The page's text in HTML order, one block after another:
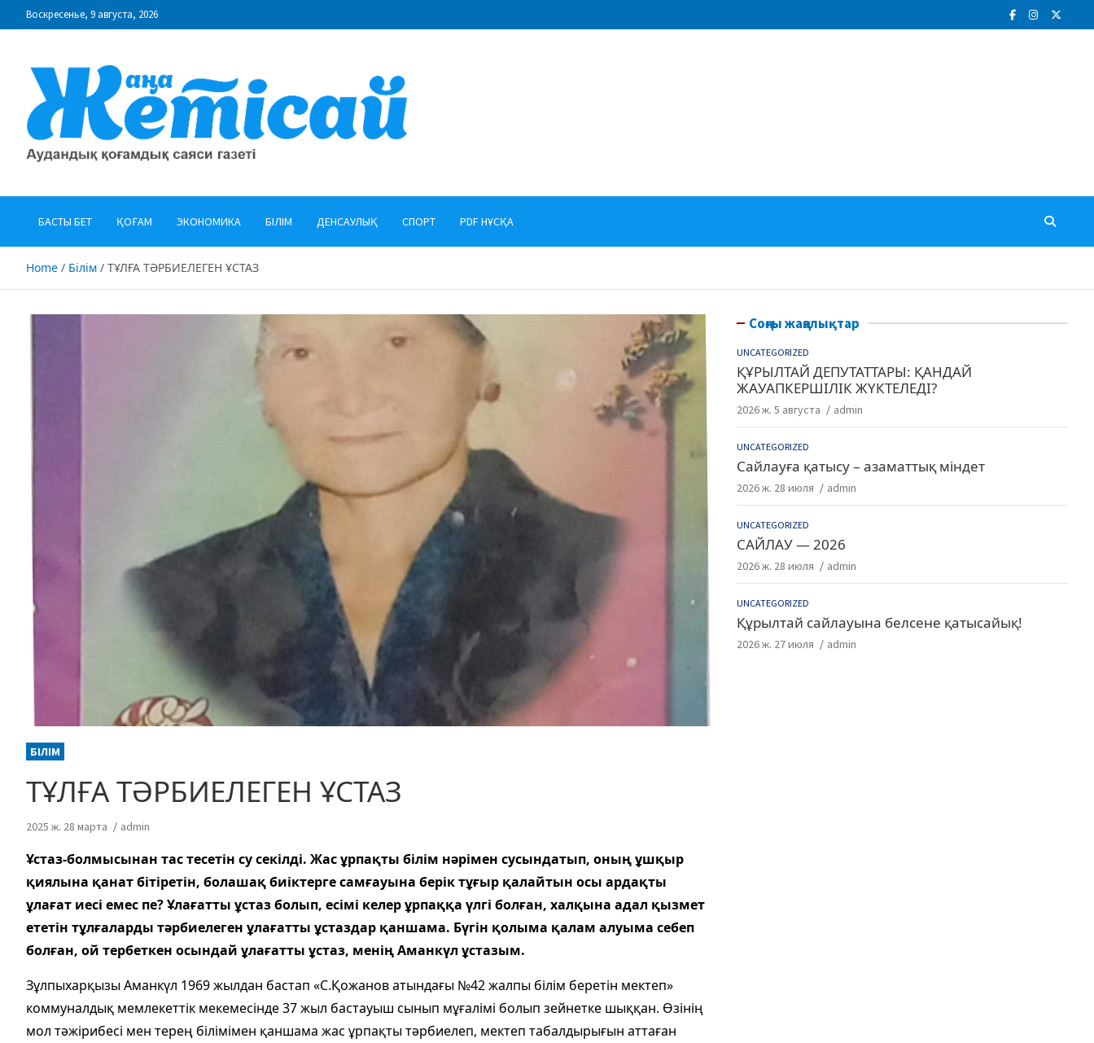
to
Воскресенье, 9 августа, 2026
"Жаңа Жетісай" газеті
БАСТЫ БЕТ ҚОҒАМ ЭКОНОМИКА БІЛІМ ДЕНСАУЛЫҚ СПОРТ PDF НҰСҚА
Home Білім ТҰЛҒА ТӘРБИЕЛЕГЕН ҰСТАЗ
БІЛІМ
ТҰЛҒА ТӘРБИЕЛЕГЕН ҰСТАЗ
2025 ж. 28 марта admin
Ұстаз-болмысынан тас тесетін су секілді. Жас ұрпақты білім нәрімен сусындатып, оның ұшқыр
қиялына қанат бітіретін, болашақ биіктерге самғауына берік тұғыр қалайтын осы ардақты
ұлағат иесі емес пе? Ұлағатты ұстаз болып, есімі келер ұрпаққа үлгі болған, халқына адал қызмет
ететін тұлғаларды тәрбиелеген ұлағатты ұстаздар қаншама. Бүгін қолыма қалам алуыма себеп
болған, ой тербеткен осындай ұлағатты ұстаз, менің Аманкүл ұстазым.
Зұлпыхарқызы Аманкүл 1969 жылдан бастап «С.Қожанов атындағы №42 жалпы білім беретін мектеп»
коммуналдық мемлекеттік мекемесінде 37 жыл бастауыш сынып мұғалімі болып зейнетке шыққан. Өзінің
мол тәжірибесі мен терең білімімен қаншама жас ұрпақты тәрбиелеп, мектеп табалдырығын аттаған
Соңғы жаңалықтар
UNCATEGORIZED
ҚҰРЫЛТАЙ ДЕПУТАТТАРЫ: ҚАНДАЙ
ЖАУАПКЕРШІЛІК ЖҮКТЕЛЕДІ?
2026 ж. 5 августа admin
UNCATEGORIZED
Сайлауға қатысу – азаматтық міндет
2026 ж. 28 июля admin
UNCATEGORIZED
САЙЛАУ — 2026
2026 ж. 28 июля admin
UNCATEGORIZED
Құрылтай сайлауына белсене қатысайық!
2026 ж. 27 июля admin